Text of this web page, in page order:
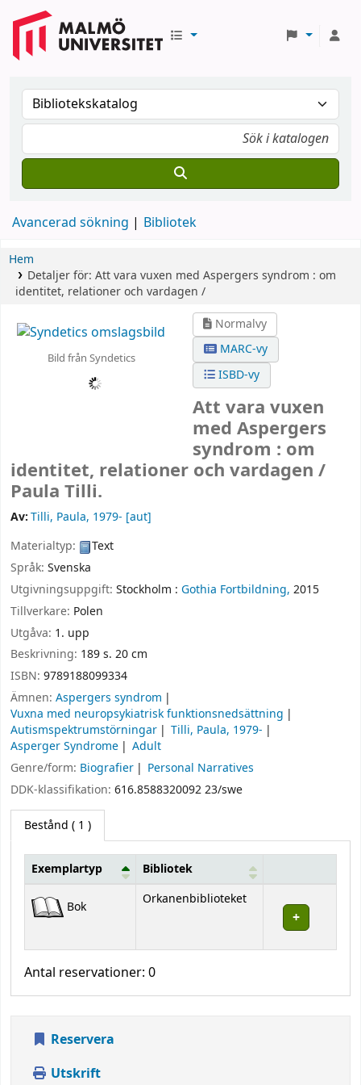
Avancerad sökning Bibliotek
Hem
Detaljer för: Att vara vuxen med Aspergers syndrom : om
identitet, relationer och vardagen /
Bild från Syndetics
Normalvy
MARC-vy
ISBD-vy
Att vara vuxen
med Aspergers
syndrom : om
identitet, relationer och vardagen /
Paula Tilli.
Av:Tilli, Paula, 1979- [aut]
Materialtyp:
Text
Språk: Svenska
Utgivningsuppgift: Stockholm : Gothia Fortbildning, 2015
Tillverkare: Polen
Utgåva: 1. upp
Beskrivning: 189 s. 20 cm
ISBN: 9789188099334
Ämnen: Aspergers syndrom
Vuxna med neuropsykiatrisk funktionsnedsättning
Autismspektrumstörningar
Tilli, Paula, 1979-
Asperger Syndrome
Adult
Genre/form: Biografier
Personal Narratives
DDK-klassifikation: 616.8588320092 23/swe
Bestånd ( 1 )
Bestånd
Exemplartyp Bibliotek
Bok Orkanenbiblioteket
Antal reservationer: 0
Reservera
Utskrift